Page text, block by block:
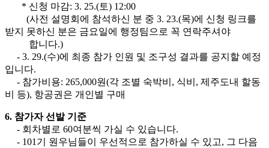
* 신청 마감: 3. 25.(토) 12:00
(사전 설명회에 참석하신 분 중 3. 23.(목)에 신청 링크를
받지 못하신 분은 금요일에 행정팀으로 꼭 연락주셔야
합니다.)
- 3. 29.(수)에 최종 참가 인원 및 조구성 결과를 공지할 예정
입니다.
- 참가비용: 265,000원(각 조별 숙박비, 식비, 제주도내 할동
비 등), 항공권은 개인별 구매
6. 참가자 선발 기준
- 회차별로 60여분씩 가실 수 있습니다.
- 101기 원우님들이 우선적으로 참가하실 수 있고, 그 다음